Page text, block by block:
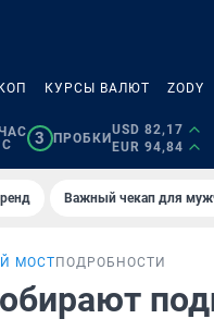
КУРСЫ ВАЛЮТ ZODY
3 ПРОБКИ
USD 82,17
EUR 94,84
Важный чекап для
МОСТ ПОДРОБНОСТИ